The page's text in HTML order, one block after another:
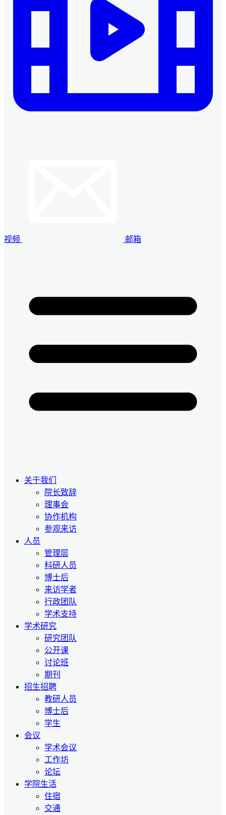
视频 邮箱
关于我们
院长致辞
理事会
协作机构
参观来访
人员
管理层
科研人员
博士后
来访学者
行政团队
学术支持
学术研究
研究团队
公开课
讨论班
期刊
招生招聘
教研人员
博士后
学生
会议
学术会议
工作坊
论坛
学院生活
住宿
交通